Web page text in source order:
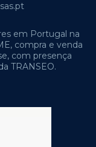
em Portugal na
compra e venda
com presença
TRANSEO.